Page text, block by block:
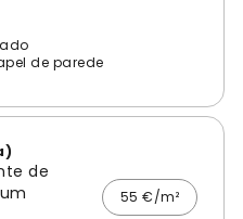
de parede
de
55 €/m²